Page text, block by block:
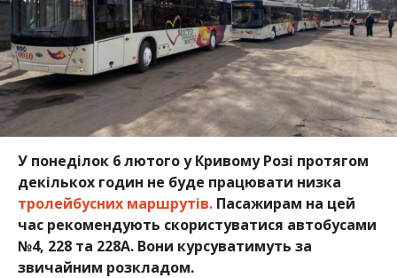
У понеділок 6 лютого у Кривому Розі протягом
декількох годин не буде працювати низка
тролейбусних маршрутів.Пасажирам на цей
час рекомендують скористуватися автобусами
№4, 228 та 228А. Вони курсуватимуть за
звичайним розкладом.